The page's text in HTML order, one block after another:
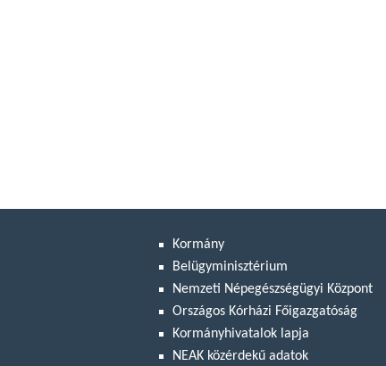
Kormány
Belügyminisztérium
Nemzeti Népegészségügyi Központ
Országos Kórházi Főigazgatóság
Kormányhivatalok lapja
NEAK közérdekű adatok